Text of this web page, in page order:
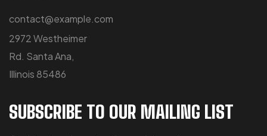
contact@example.com
2972 Westheimer
Rd. Santa Ana,
Illinois 85486
SUBSCRIBE TO OUR MAILING LIST